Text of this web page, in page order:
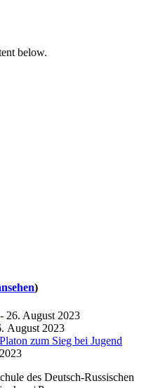
below.
)
- 26. August 2023
August 2023
zum Sieg bei Jugend
des Deutsch-Russischen